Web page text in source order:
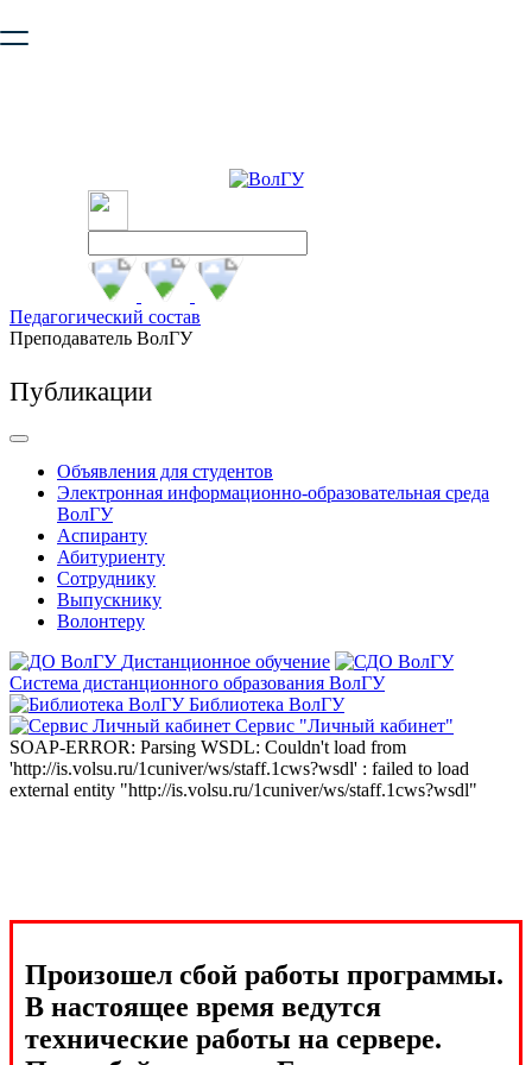
безопасную работу с сайтом. Пожалуйста
Педагогический состав
Преподаватель ВолГУ
Публикации
Объявления для студентов
Электронная информационно-образовательная среда
ВолГУ
Аспиранту
Абитуриенту
Сотруднику
Выпускнику
Волонтеру
Дистанционное обучение
Система дистанционного образования ВолГУ
Библиотека ВолГУ
Сервис "Личный кабинет"
SOAP-ERROR: Parsing WSDL: Couldn't load from
'http://is.volsu.ru/1cuniver/ws/staff.1cws?wsdl' : failed to load
external entity "http://is.volsu.ru/1cuniver/ws/staff.1cws?wsdl"
Произошел сбой работы программы.
В настоящее время ведутся
технические работы на сервере.